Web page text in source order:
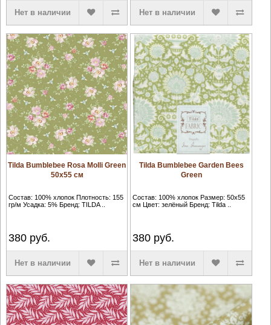
Нет в наличии Нет в наличии
Tilda Bumblebee Rosa Molli Green
50х55 см
Состав: 100% хлопок Плотность: 155
гр/м Усадка: 5% Бренд: TILDA ..
380руб.
Нет в наличии
Tilda Bumblebee Garden Bees
Green
Состав: 100% хлопок Размер: 50х55
см Цвет: зелёный Бренд: Tilda ..
380 руб.
Нет в наличии